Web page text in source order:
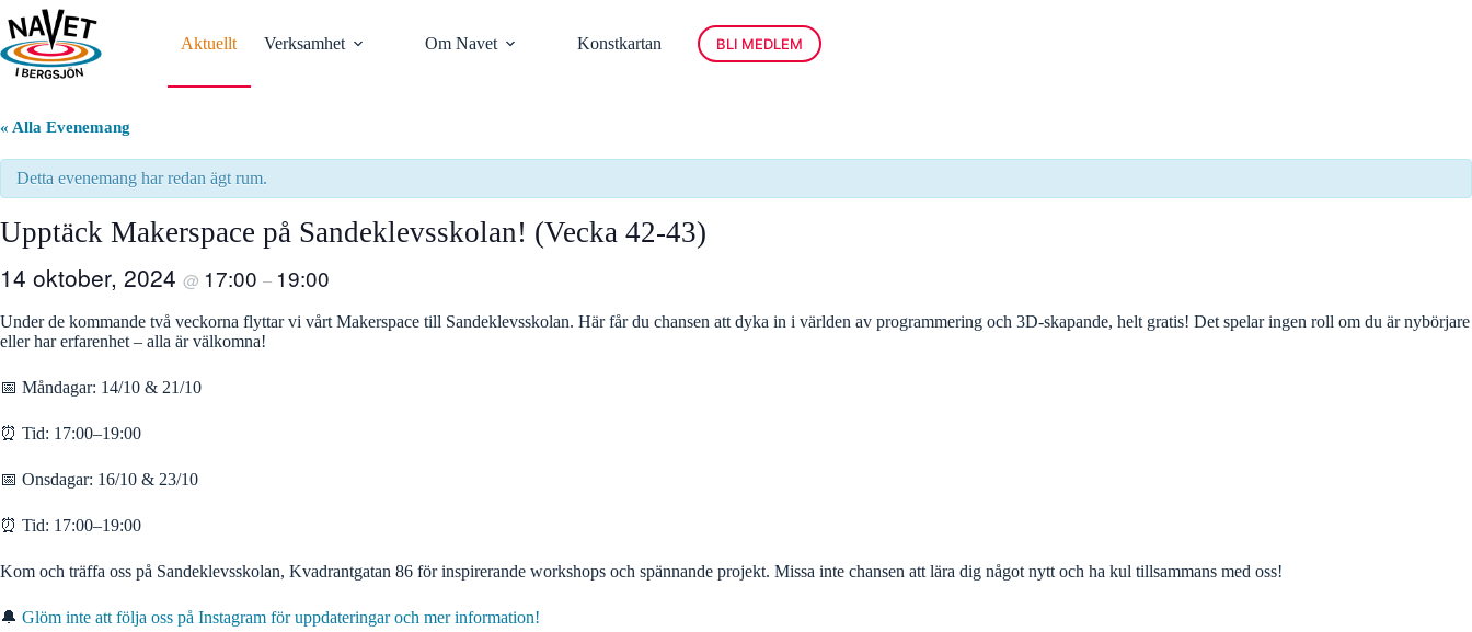
Hoppa
till
innehåll
Aktuellt Verksamhet Om Navet Konstkartan BLI MEDLEM
« Alla Evenemang
Detta evenemang har redan ägt rum.
Upptäck Makerspace på Sandeklevsskolan! (Vecka 42-43)
14 oktober, 2024 @ 17:00 – 19:00
Under de kommande två veckorna flyttar vi vårt Makerspace till Sandeklevsskolan. Här får du chansen att dyka in i världen av programmering och 3D-skapande, helt gratis! Det spelar ingen roll om du är nybörjare
eller har erfarenhet – alla är välkomna!
📅 Måndagar: 14/10 & 21/10
⏰ Tid: 17:00–19:00
📅 Onsdagar: 16/10 & 23/10
⏰ Tid: 17:00–19:00
Kom och träffa oss på Sandeklevsskolan, Kvadrantgatan 86 för inspirerande workshops och spännande projekt. Missa inte chansen att lära dig något nytt och ha kul tillsammans med oss!
🔔 Glöm inte att följa oss på Instagram för uppdateringar och mer information!